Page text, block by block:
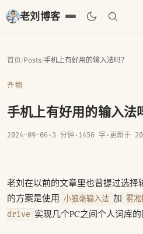
老刘博客
首页/Posts/手机上有好用的输入法吗？
齐物
手机上有好用的输入法
2024-09-06· 3 分钟· 1456 字 · 更新于
老刘在以前的文章里也曾提过选择
的方案是使用 小狼毫输入法 加 雾凇
drive 实现几个PC之间个人词库